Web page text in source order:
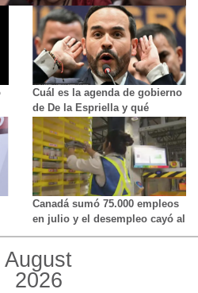
que mató a su
denunciarla 45
joder”
Cuál es la agenda de gobierno
de De la Espriella y qué
contrapesos tendrá como
presidente de Colombia
Canadá sumó 75.000 empleos
en julio y el desempleo cayó al
6,4%: StatCan
August
2026